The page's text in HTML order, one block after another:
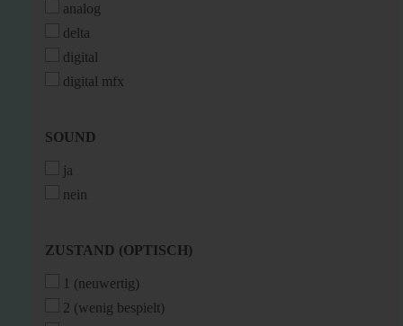
analog
delta
digital
digital mfx
SOUND
SOUND
ja
nein
ZUSTAND
ZUSTAND (OPTISCH)
1 (neuwertig)
2 (wenig bespielt)